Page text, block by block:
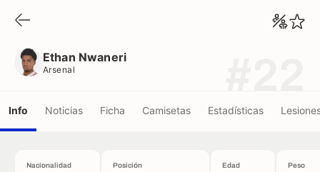
Ethan Nwaneri
Arsenal
Info Noticias Ficha Camisetas Estadísticas
Nacionalidad Posición Edad Peso